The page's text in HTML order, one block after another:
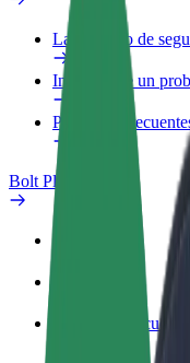
Laboratorio de
Informar de un
Preguntas
Bolt Plus
Preguntas frecuentes